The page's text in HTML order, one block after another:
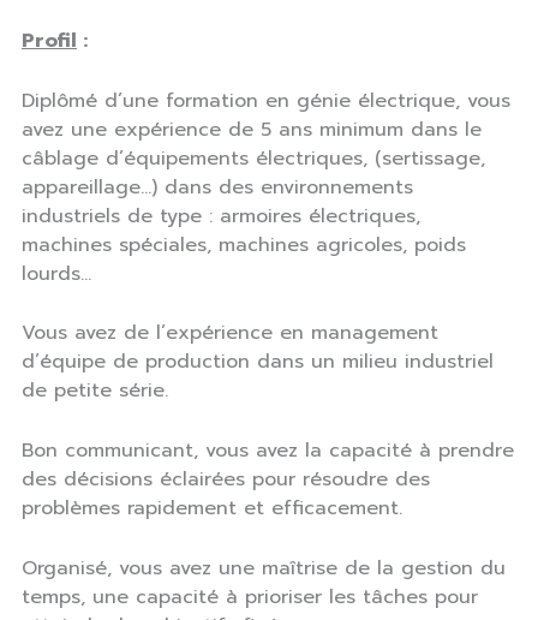
Profil :
Diplômé d’une formation en génie électrique, vous
avez une expérience de 5 ans minimum dans le
câblage d’équipements électriques, (sertissage,
appareillage…) dans des environnements
industriels de type : armoires électriques,
machines spéciales, machines agricoles, poids
lourds…
Vous avez de l’expérience en management
d’équipe de production dans un milieu industriel
de petite série.
Bon communicant, vous avez la capacité à prendre
des décisions éclairées pour résoudre des
problèmes rapidement et efficacement.
Organisé, vous avez une maîtrise de la gestion du
temps, une capacité à prioriser les tâches pour